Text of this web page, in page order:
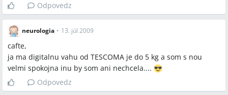
Odpovedz
neurologia • 13. júl 2009
cafte,
ja ma digitalnu vahu od TESCOMA je do 5 kg a som s nou
velmi spokojna inu by som ani nechcela....
Odpovedz